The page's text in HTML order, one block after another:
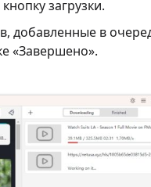
загрузки.
добавленные в
«Завершено».